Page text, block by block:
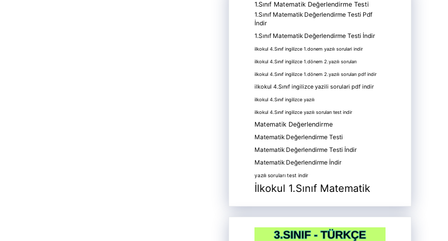
1.Sınıf Matematik Değerlendirme Testi
1.Sınıf Matematik Değerlendirme Testi Pdf
İndir
1.Sınıf Matematik Değerlendirme Testi İndir
ilkokul 4.Sınıf ingilizce 1.donem yazılı sorulari indir
ilkokul 4.Sınıf ingilizce 1.dönem 2.yazılı soruları
ilkokul 4.Sınıf ingilizce 1.dönem 2.yazılı soruları pdf indir
ilkokul 4.Sınıf ingilizce yazili sorulari pdf indir
ilkokul 4.Sınıf ingilizce yazılı
ilkokul 4.Sınıf ingilizce yazılı soruları test indir
Matematik Değerlendirme
Matematik Değerlendirme Testi
Matematik Değerlendirme Testi İndir
Matematik Değerlendirme İndir
yazılı soruları test indir
İlkokul 1.Sınıf Matematik